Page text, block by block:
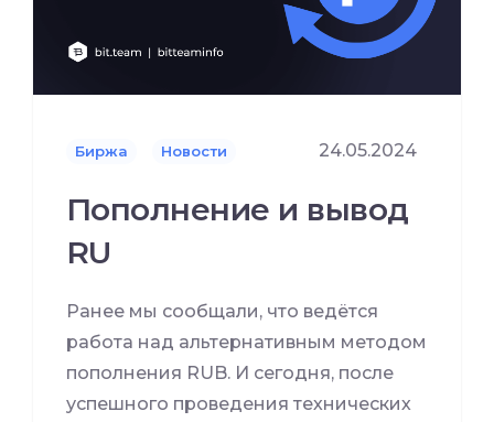
Биржа Новости 24.05.2024
Пополнение и вывод
RU
Ранее мы сообщали, что ведётся
работа над альтернативным методом
пополнения RUB. И сегодня, после
успешного проведения технических